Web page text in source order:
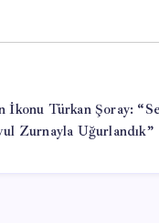
İkonu Türkan Şoray:
Zurnayla Uğurlandık”